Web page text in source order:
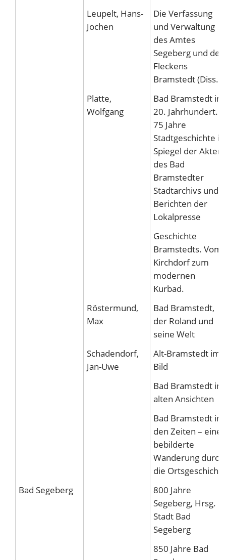
Leupelt, Hans-
Jochen
Die Verfassung
und Verwaltung
des Amtes
Segeberg und des
Fleckens
Bramstedt (Diss.)
Platte,
Wolfgang
Bad Bramstedt im
20. Jahrhundert.
75 Jahre
Stadtgeschichte
Spiegel der Akten
des Bad
Bramstedter
Stadtarchivs und
Berichten der
Lokalpresse
Geschichte
Bramstedts. Vom
Kirchdorf zum
modernen
Kurbad.
Röstermund,
Max
Bad Bramstedt,
der Roland und
seine Welt
Schadendorf,
Jan-Uwe
Alt-Bramstedt im
Bild
Bad Bramstedt in
alten Ansichten
Bad Bramstedt in
den Zeiten – eine
bebilderte
Wanderung durch
die Ortsgeschichte
Bad Segeberg
800 Jahre
Segeberg, Hrsg.
Stadt Bad
Segeberg
850 Jahre Bad